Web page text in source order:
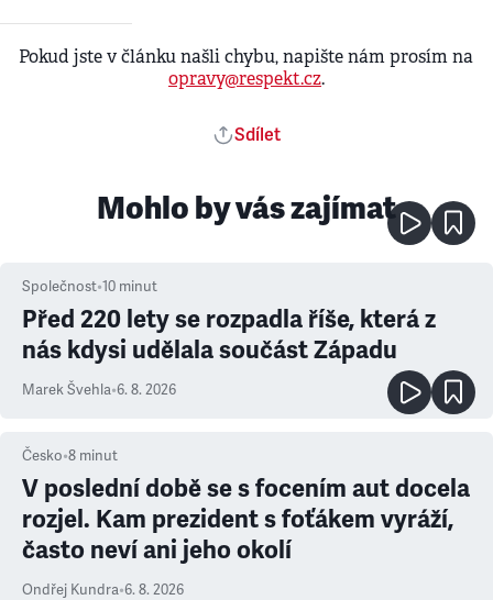
Pokud jste v článku našli chybu, napište nám prosím na
opravy@respekt.cz.
Sdílet
Mohlo by vás zajímat
Společnost•10 minut
Před 220 lety se rozpadla říše, která z
nás kdysi udělala součást Západu
Marek Švehla•6. 8. 2026
Česko•8 minut
V poslední době se s focením aut docela
rozjel. Kam prezident s foťákem vyráží,
často neví ani jeho okolí
Ondřej Kundra•6. 8. 2026